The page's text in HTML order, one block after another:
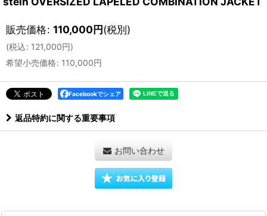
販売価格: 110,000円(税別)
(税込: 121,000円)
希望小売価格: 110,000円
Facebookでシェア
返品特約に関する重要事項
お問い合わせ